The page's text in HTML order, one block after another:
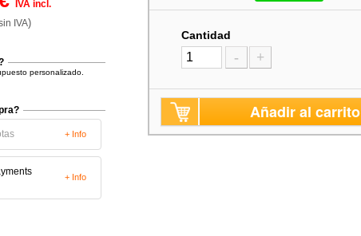
IVA incl.
IVA)
personalizado.
+ Info
+ Info
Cantidad
- +
Añadir al carrito